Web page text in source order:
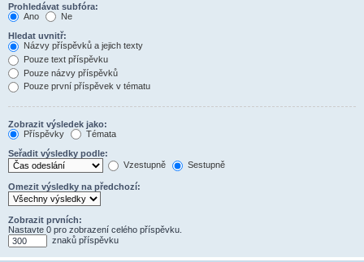
Prohledávat subfóra:
Ano
Ne
Hledat uvnitř:
Názvy příspěvků a jejich texty
Pouze text příspěvku
Pouze názvy příspěvků
Pouze první příspěvek v tématu
Zobrazit výsledek jako:
Příspěvky
Témata
Seřadit výsledky podle:
Vzestupně
Sestupně
Omezit výsledky na předchozí:
Zobrazit prvních:
Nastavte 0 pro zobrazení celého příspěvku.
znaků příspěvku